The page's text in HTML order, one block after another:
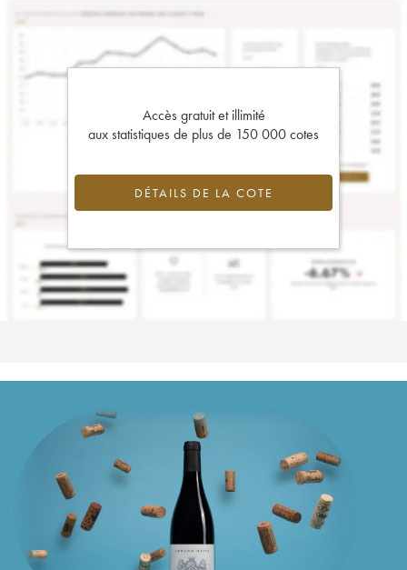
Accès gratuit et illimité
aux statistiques de plus de 150 000 cotes
DÉTAILS DE LA COTE